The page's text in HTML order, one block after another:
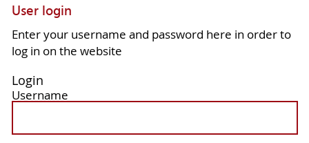
User login
Enter your username and password here in order to
log in on the website
Login
Username